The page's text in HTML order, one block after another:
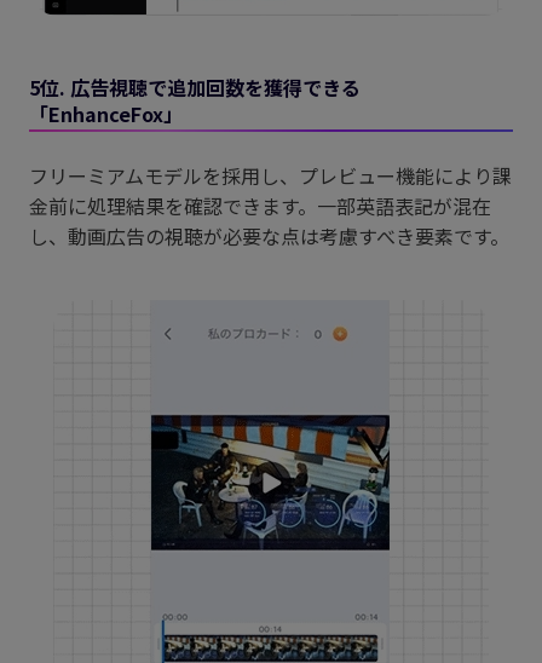
5位. 広告視聴で追加回数を獲得できる
「EnhanceFox」
フリーミアムモデルを採用し、プレビュー機能により課
金前に処理結果を確認できます。一部英語表記が混在
し、動画広告の視聴が必要な点は考慮すべき要素です。